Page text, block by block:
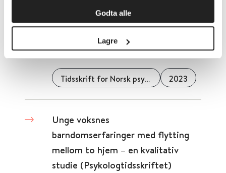
Godta alle
Lagre
Unges forståelse av åpenhet om
psykiske problemer: en kvalitativ
studie (Tidsskrift for Norsk
psykologforening)
Tidsskrift for Norsk psykologforening 2023
Unge voksnes
barndomserfaringer­ med flytting
mellom to hjem – en kvalitativ
studie (Psykologtidsskriftet)